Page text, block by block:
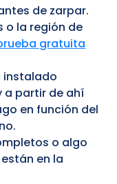
de zarpar.
o la región de
gratuita
instalado
a partir de ahí
en función del
o algo
en la